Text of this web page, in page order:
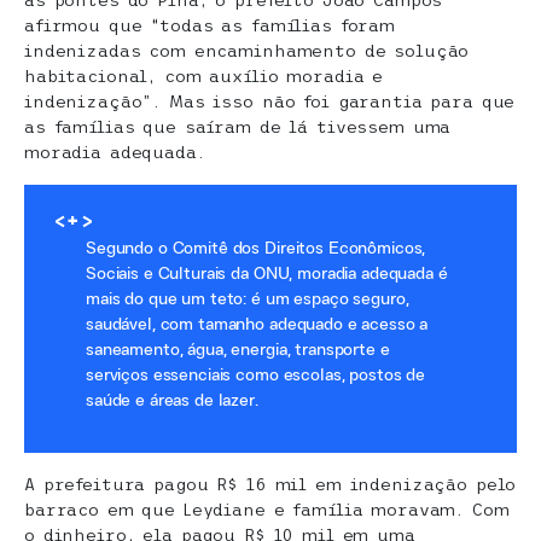
afirmou que “todas as famílias foram
indenizadas com encaminhamento de solução
habitacional, com auxílio moradia e
indenização”. Mas isso não foi garantia para que
as famílias que saíram de lá tivessem uma
moradia adequada.
<+>
Segundo o Comitê dos Direitos Econômicos,
Sociais e Culturais da ONU, moradia adequada é
mais do que um teto: é um espaço seguro,
saudável, com tamanho adequado e acesso a
saneamento, água, energia, transporte e
serviços essenciais como escolas, postos de
saúde e áreas de lazer.
A prefeitura pagou R$ 16 mil em indenização pelo
barraco em que Leydiane e família moravam. Com
o dinheiro, ela pagou R$ 10 mil em uma